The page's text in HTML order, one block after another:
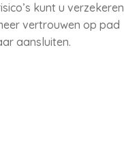
kunt u verzekeren
vertrouwen op pad
aansluiten.